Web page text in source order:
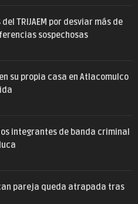
TRIJAEM por desviar más de
sospechosas
su propia casa en Atlacomulco
integrantes de banda criminal
pareja queda atrapada tras